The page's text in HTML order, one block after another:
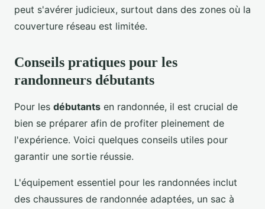
peut s'avérer judicieux, surtout dans des zones où la
couverture réseau est limitée.
Conseils pratiques pour les
randonneurs débutants
Pour les débutants en randonnée, il est crucial de
bien se préparer afin de profiter pleinement de
l'expérience. Voici quelques conseils utiles pour
garantir une sortie réussie.
L'équipement essentiel pour les randonnées inclut
des chaussures de randonnée adaptées, un sac à